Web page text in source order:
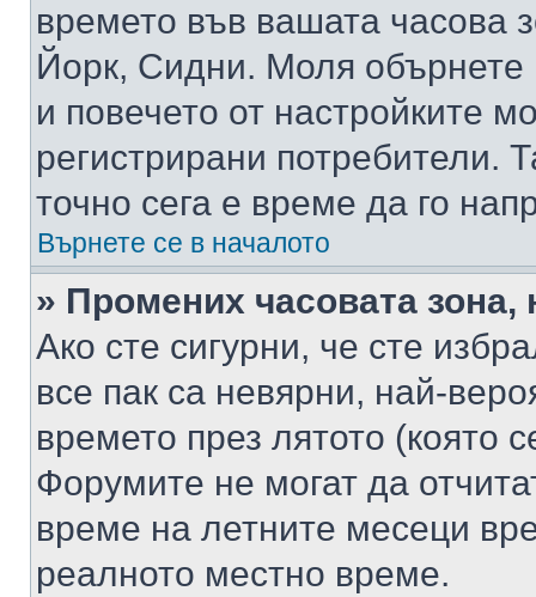
времето във вашата
Йорк, Сидни. Моля обърнете
и повечето от настройките
регистрирани потребители.
точно сега е време да го
Върнете се в началото
» Промених часовата
Ако сте сигурни, че сте
все пак са невярни, най-
времето през лятото (която
Форумите не могат да
време на летните месеци
реалното местно време.